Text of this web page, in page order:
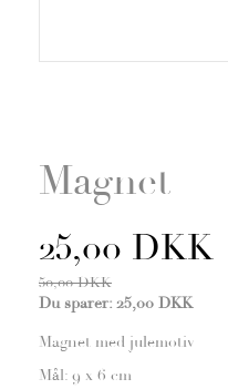
Magnet
25,00 DKK
50,00 DKK
Du sparer: 25,00 DKK
Magnet med julemotiv
Mål: 9 x 6 cm